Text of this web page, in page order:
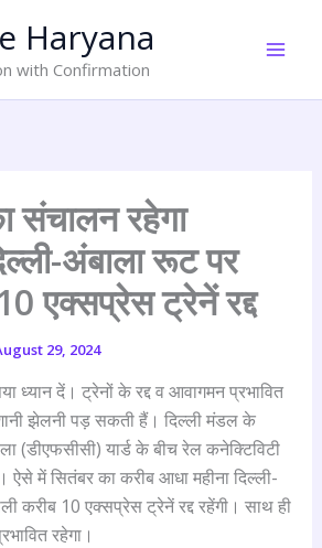
Haryana
with Confirmation
संचालन रहेगा
अंबाला रूट पर
एक्सप्रेस ट्रेनें रद्द
29, 2024
ध्यान दें। ट्रेनों के रद्द व आवागमन प्रभावित
झेलनी पड़ सकती हैं। दिल्ली मंडल के
(डीएफसीसी) यार्ड के बीच रेल कनेक्टिविटी
ऐसे में सितंबर का करीब आधा महीना दिल्ली-
करीब 10 एक्सप्रेस ट्रेनें रद्द रहेंगी। साथ ही
रहेगा।